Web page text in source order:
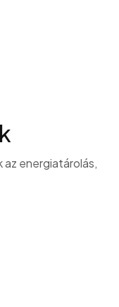
az energiatárolás,